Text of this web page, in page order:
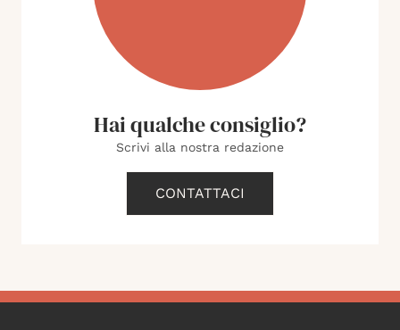
Hai qualche consiglio?
Scrivi alla nostra redazione
CONTATTACI